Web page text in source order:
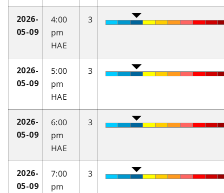
2026-
05-09
4:00
pm
HAE
3
2026-
05-09
5:00
pm
HAE
3
2026-
05-09
6:00
pm
HAE
3
2026-
05-09
7:00
pm
3